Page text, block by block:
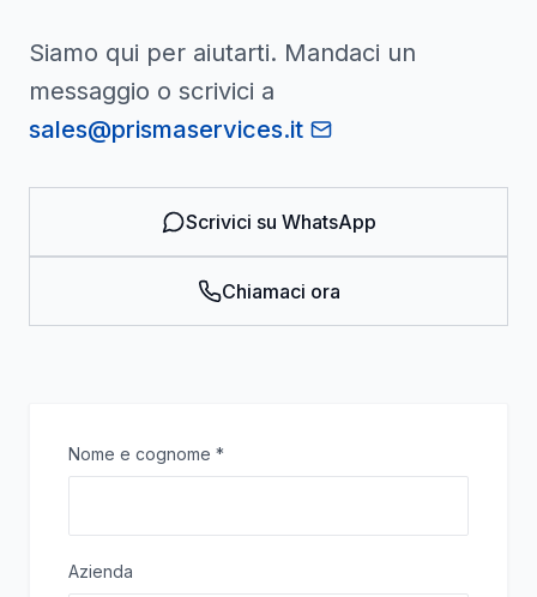
Siamo qui per aiutarti. Mandaci un
messaggio o scrivici a
sales@prismaservices.it
Scrivici su WhatsApp
Chiamaci ora
Nome e cognome *
Azienda